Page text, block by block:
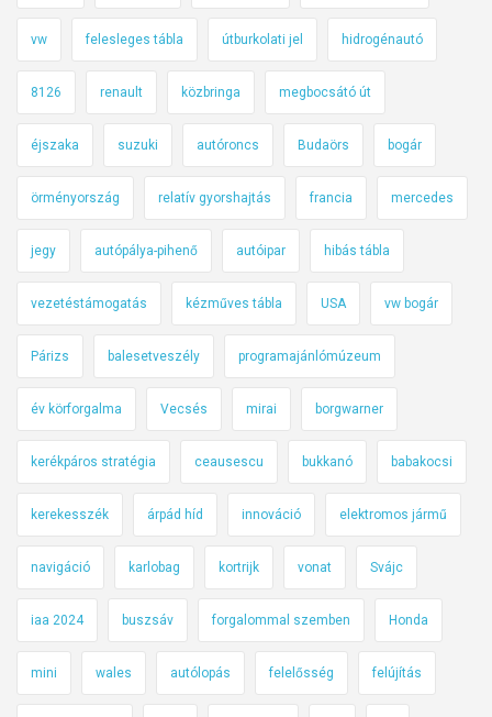
vw felesleges tábla útburkolati jel hidrogénautó
8126 renault közbringa megbocsátó út
éjszaka suzuki autóroncs Budaörs bogár
örményország relatív gyorshajtás francia mercedes
jegy autópálya-pihenő autóipar hibás tábla
vezetéstámogatás kézműves tábla USA vw bogár
Párizs balesetveszély programajánlómúzeum
év körforgalma Vecsés mirai borgwarner
kerékpáros stratégia ceausescu bukkanó babakocsi
kerekesszék árpád híd innováció elektromos jármű
navigáció karlobag kortrijk vonat Svájc
iaa 2024 buszsáv forgalommal szemben Honda
mini wales autólopás felelősség felújítás